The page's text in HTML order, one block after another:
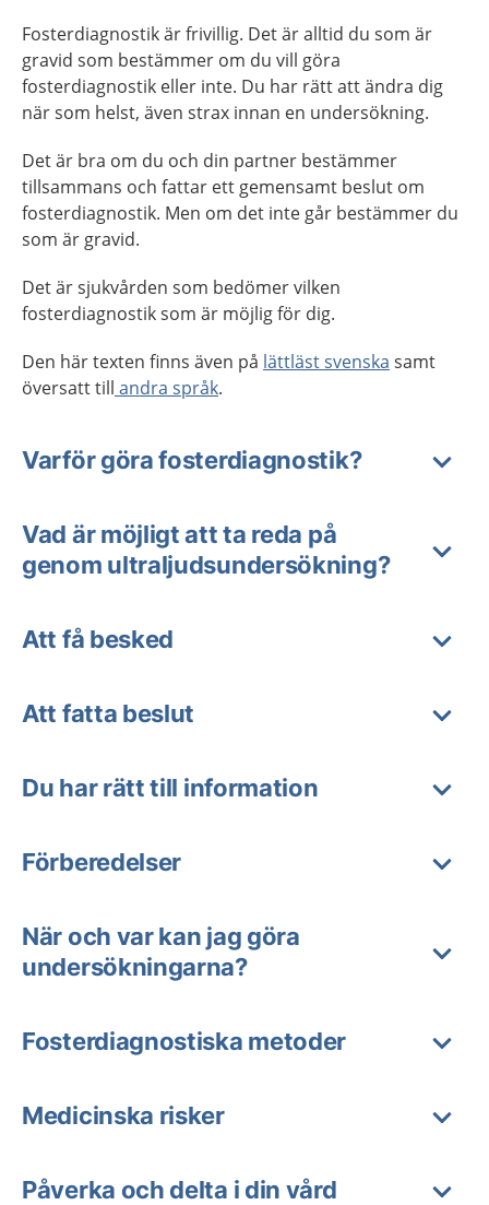
Fosterdiagnostik är frivillig. Det är alltid du som är
gravid som bestämmer om du vill göra
fosterdiagnostik eller inte. Du har rätt att ändra dig
när som helst, även strax innan en undersökning.
Det är bra om du och din partner bestämmer
tillsammans och fattar ett gemensamt beslut om
fosterdiagnostik. Men om det inte går bestämmer du
som är gravid.
Det är sjukvården som bedömer vilken
fosterdiagnostik som är möjlig för dig.
Den här texten finns även på lättläst svenska samt
översatt till andra språk.
Varför göra fosterdiagnostik?
Vad är möjligt att ta reda på
genom ultraljudsundersökning?
Att få besked
Att fatta beslut
Du har rätt till information
Förberedelser
När och var kan jag göra
undersökningarna?
Fosterdiagnostiska metoder
Medicinska risker
Påverka och delta i din vård